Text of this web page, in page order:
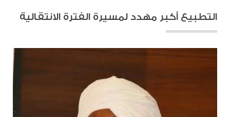
التطبيع أكبر مهدد لمسيرة الفترة الانتقالية